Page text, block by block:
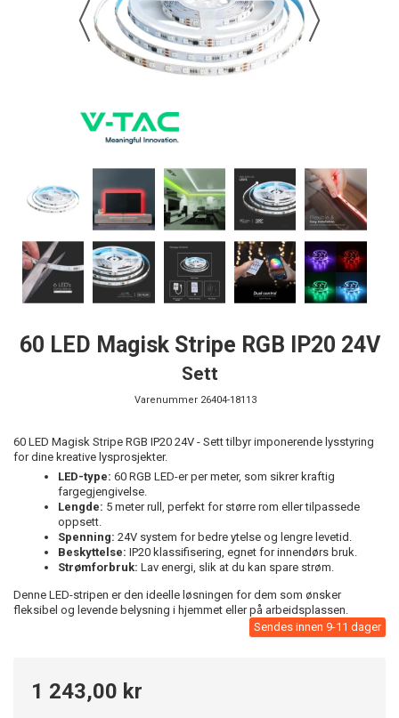
60 LED Magisk Stripe RGB IP20 24V
Sett
Varenummer 26404-18113
60 LED Magisk Stripe RGB IP20 24V - Sett tilbyr imponerende lysstyring
for dine kreative lysprosjekter.
LED-type: 60 RGB LED-er per meter, som sikrer kraftig
fargegjengivelse.
Lengde: 5 meter rull, perfekt for større rom eller tilpassede
oppsett.
Spenning: 24V system for bedre ytelse og lengre levetid.
Beskyttelse: IP20 klassifisering, egnet for innendørs bruk.
Strømforbruk: Lav energi, slik at du kan spare strøm.
Denne LED-stripen er den ideelle løsningen for dem som ønsker
fleksibel og levende belysning i hjemmet eller på arbeidsplassen.
Sendes innen 9-11 dager
1 243,00 kr